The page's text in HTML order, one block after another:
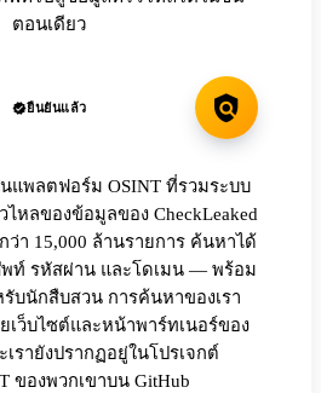
ตอนเดียว
ยืนยันแล้ว
นแพลตฟอร์ม OSINT ที่รวมระบบ
หลของข้อมูลของ CheckLeaked
า 15,000 ล้านรายการ ค้นหาได้
พท์ รหัสผ่าน และโดเมน — พร้อม
บนักสืบสวน การค้นหาของเรา
เว็บไซต์และหน้าพาร์ทเนอร์ของ
เรายังปรากฏอยู่ในโปรเจกต์
ของพวกเขาบน GitHub